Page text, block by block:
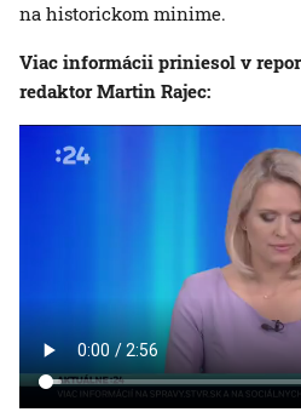
na historickom minime.
Viac informácii priniesol v
redaktor Martin Rajec: